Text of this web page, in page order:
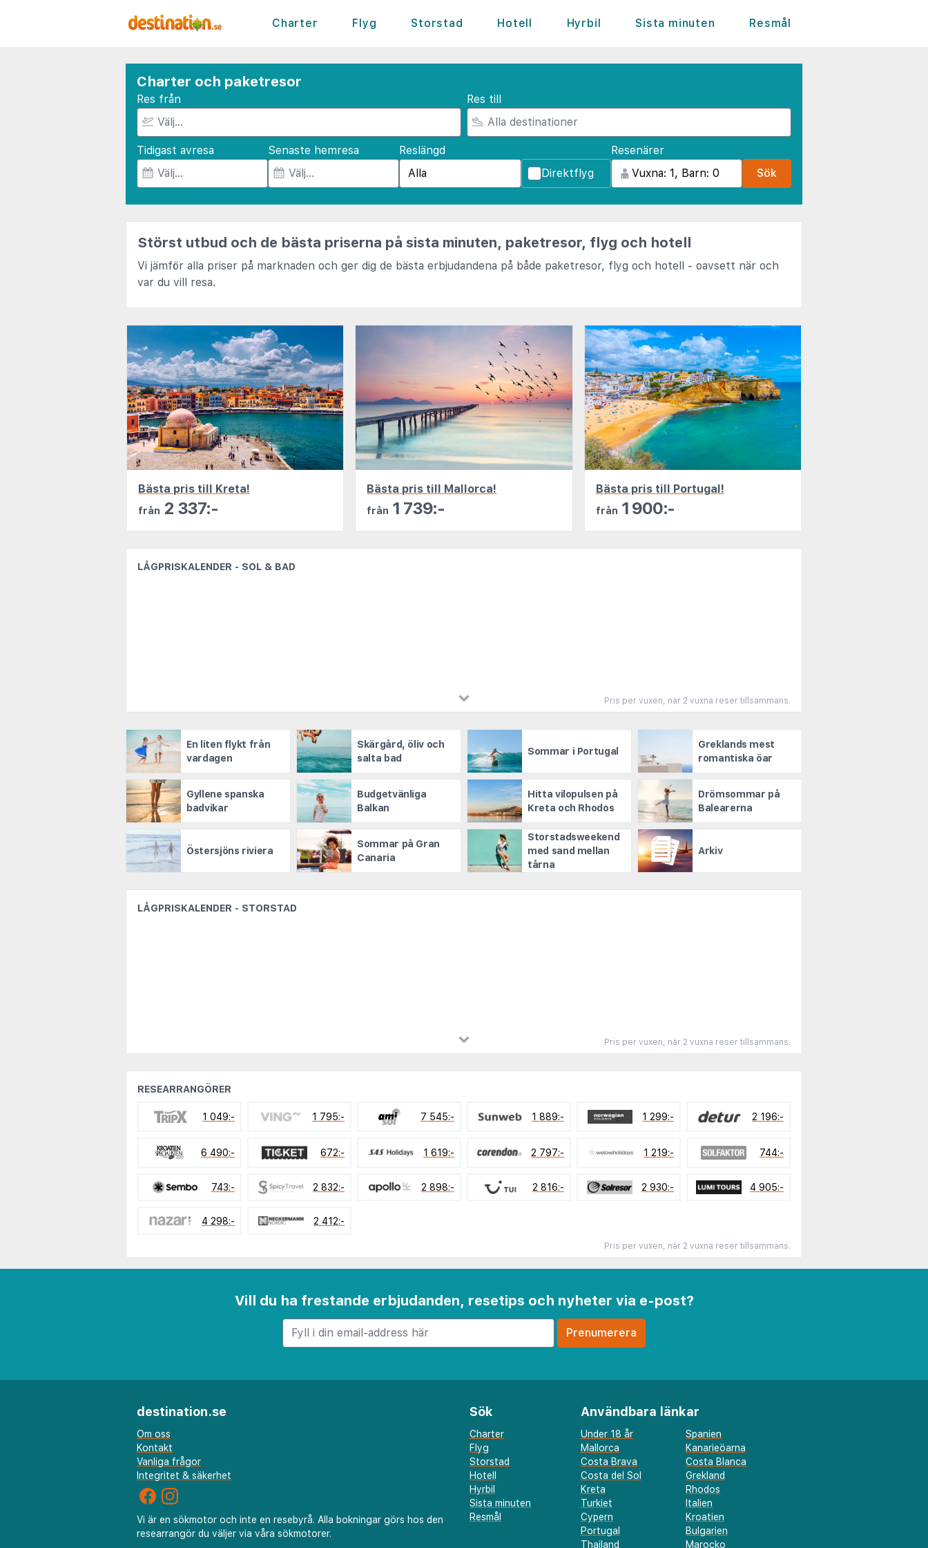
Charter Flyg Storstad Hotell Hyrbil Sista minuten Resmål
Charter och paketresor
Res från Res till
Tidigast avresa Senaste hemresa
Reslängd
Direktflyg
Resenärer
Sök
Störst utbud och de bästa priserna på sista minuten, paketresor, flyg och hotell
Vi jämför alla priser på marknaden och ger dig de bästa erbjudandena på både paketresor, flyg och hotell - oavsett när och
var du vill resa.
Bästa pris till Kreta!
från 2 337:-
Bästa pris till Mallorca!
från 1 739:-
Bästa pris till Portugal!
från 1 900:-
LÅGPRISKALENDER - SOL & BAD
Pris per vuxen, när 2 vuxna reser tillsammans.
En liten flykt från
vardagen
Skärgård, öliv och
salta bad
Sommar i Portugal
Greklands mest
romantiska öar
Gyllene spanska
badvikar
Budgetvänliga
Balkan
Hitta vilopulsen på
Kreta och Rhodos
Drömsommar på
Balearerna
Östersjöns riviera
Sommar på Gran
Canaria
Storstadsweekend
med sand mellan
tårna
Arkiv
LÅGPRISKALENDER - STORSTAD
Pris per vuxen, när 2 vuxna reser tillsammans.
RESEARRANGÖRER
1 049:- 1 795:- 7 545:- 1 889:- 1 299:- 2 196:-
6 490:- 672:- 1 619:- 2 797:- 1 219:- 744:-
743:- 2 832:- 2 898:- 2 816:- 2 930:- 4 905:-
4 298:- 2 412:-
Pris per vuxen, när 2 vuxna reser tillsammans.
Vill du ha frestande erbjudanden, resetips och nyheter via e-post?
destination.se
Om oss
Kontakt
Vanliga frågor
Integritet & säkerhet
Vi är en sökmotor och inte en resebyrå. Alla bokningar görs hos den
researrangör du väljer via våra sökmotorer.
Sök
Charter
Flyg
Storstad
Hotell
Hyrbil
Sista minuten
Resmål
Användbara länkar
Under 18 år
Spanien
Mallorca
Kanarieöarna
Costa Brava
Costa Blanca
Costa del Sol
Grekland
Kreta
Rhodos
Turkiet
Italien
Cypern
Kroatien
Portugal
Bulgarien
Thailand
Marocko